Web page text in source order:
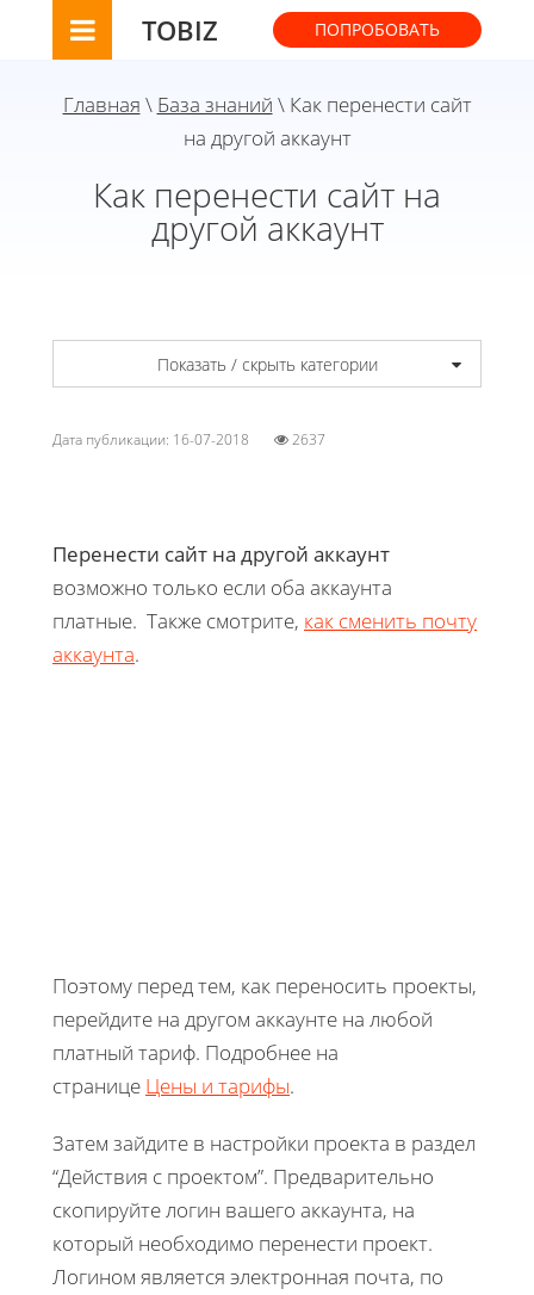
TOBIZ ПОПРОБОВАТЬ
Главная \ База знаний \ Как перенести сайт
на другой аккаунт
Как перенести сайт на
другой аккаунт
Показать / скрыть категории
Дата публикации: 16-07-2018 2637
Перенести сайт на другой аккаунт
возможно только если оба аккаунта
платные. Также смотрите, как сменить почту
аккаунта.
Поэтому перед тем, как переносить проекты,
перейдите на другом аккаунте на любой
платный тариф. Подробнее на
странице Цены и тарифы.
Затем зайдите в настройки проекта в раздел
“Действия с проектом”. Предварительно
скопируйте логин вашего аккаунта, на
который необходимо перенести проект.
Логином является электронная почта, по